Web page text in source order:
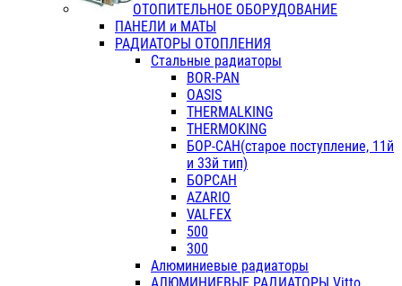
ОТОПИТЕЛЬНОЕ ОБОРУДОВАНИЕ
ПАНЕЛИ и МАТЫ
РАДИАТОРЫ ОТОПЛЕНИЯ
Стальные радиаторы
BOR-PAN
OASIS
THERMALKING
THERMOKING
БОР-САН(старое поступление, 11й
и 33й тип)
БОРСАН
AZARIO
VALFEX
500
300
Алюминиевые радиаторы